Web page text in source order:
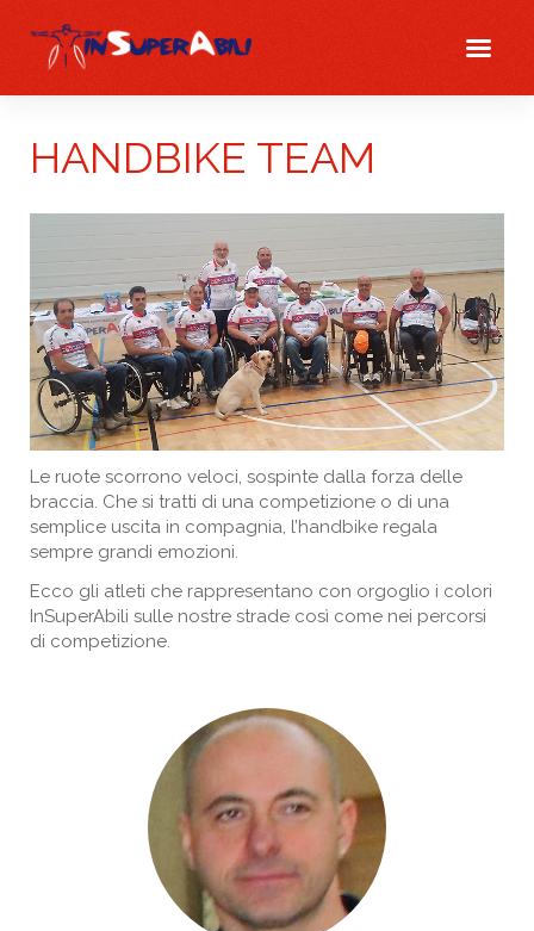
HANDBIKE TEAM
Le ruote scorrono veloci, sospinte dalla forza delle
braccia. Che si tratti di una competizione o di una
semplice uscita in compagnia, l’handbike regala
sempre grandi emozioni.
Ecco gli atleti che rappresentano con orgoglio i colori
InSuperAbili sulle nostre strade così come nei percorsi
di competizione.